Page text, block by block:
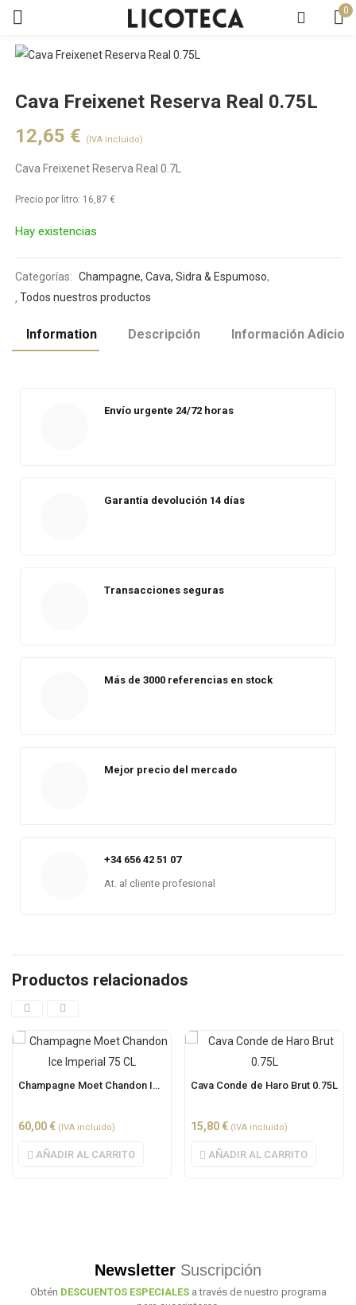
0
Cava Freixenet Reserva Real 0.75L
12,65 € (IVA incluido)
Cava Freixenet Reserva Real 0.7L
Precio por litro: 16,87 €
Hay existencias
Categorías: Champagne, Cava, Sidra & Espumoso,
Todos nuestros productos
Information Descripción Información
Envío urgente 24/72 horas
Garantía devolución 14 días
Transacciones seguras
Más de 3000 referencias en stock
Mejor precio del mercado
+34 656 42 51 07
At. al cliente profesional
Productos relacionados
Champagne Moet Chandon Ice Imperial 0.75L
60,00 € (IVA incluido)
AÑADIR AL CARRITO
Cava Conde de Haro Brut 0.75L
15,80 € (IVA incluido)
AÑADIR AL CARRITO
Newsletter Suscripción
Obtén DESCUENTOS ESPECIALES a través de nuestro programa